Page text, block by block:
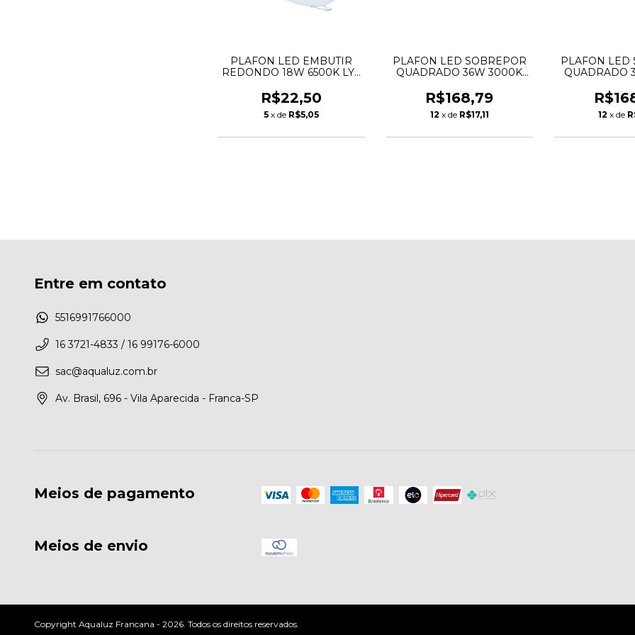
PLAFON LED EMBUTIR
REDONDO 18W 6500K LYS
R$22,50
5 x de R$5,05
PLAFON LED SOBREPOR
QUADRADO 36W 3000K
R$168,79
12 x de R$17,11
PLAFON LED
QUADRADO
12 x de
Entre em contato
5516991766000
16 3721-4833 / 16 99176-6000
sac@aqualuz.com.br
Av. Brasil, 696 - Vila Aparecida - Franca-SP
Meios de pagamento
Meios de envio
Copyright Aqualuz Francana - 2026. Todos os direitos reservados.